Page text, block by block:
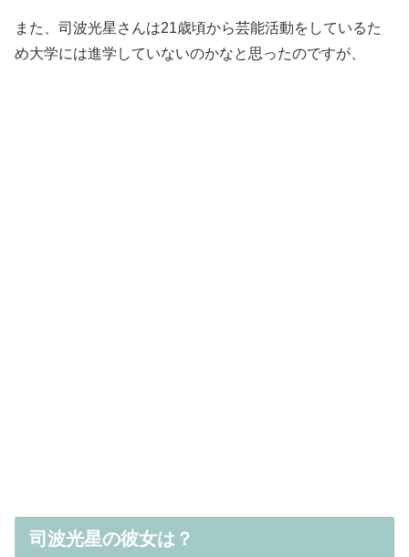
また、司波光星さんは21歳頃から芸能活動をしているた
め大学には進学していないのかなと思ったのですが、
司波光星の彼女は？